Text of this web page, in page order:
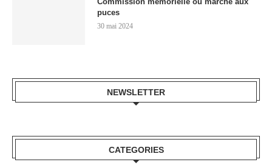
puces
30 mai 2024
NEWSLETTER
CATEGORIES